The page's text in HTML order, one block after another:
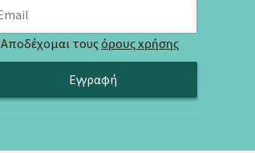
Αποδέχομαι τουςόρους χρήσης